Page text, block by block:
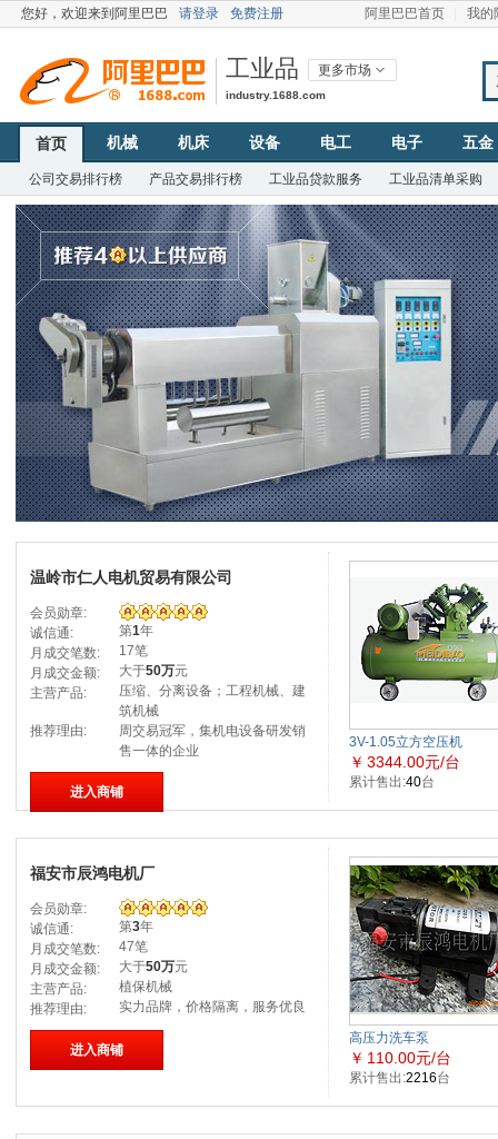
您好， 欢迎来到阿里巴巴 请登录 免费注册 阿里巴巴首页 我的
工业品 更多市场
industry.1688.com
首页 机械 机床 设备 电工 电子 五金
公司交易排行榜 产品交易排行榜 工业品贷款服务 工业品清单采购
温岭市仁人电机贸易有限公司
会员勋章:
诚信通:
第1年
月成交笔数:
17笔
月成交金额:
大于50万元
主营产品:
压缩、分离设备；工程机械、建
筑机械
推荐理由:
周交易冠军，集机电设备研发销
售一体的企业
进入商铺
3V-1.05立方空压机
￥ 3344.00元/台
累计售出:40台
福安市辰鸿电机厂
会员勋章:
诚信通:
第3年
月成交笔数:
47笔
月成交金额:
大于50万元
主营产品:
植保机械
推荐理由:
实力品牌，价格隔离，服务优良
进入商铺
高压力洗车泵
￥ 110.00元/台
累计售出:2216台